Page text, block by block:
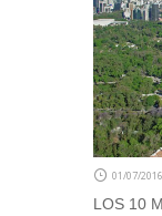
01/07/
LOS 10